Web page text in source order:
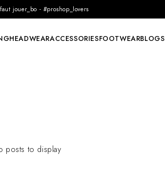
jouer_bo - #proshop_lovers
HEADWEARACCESSORIESFOOTWEARBLOGS
posts to display